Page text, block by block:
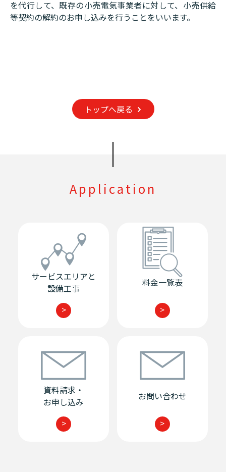
を代行して、既存の小売電気事業者に対して、小売供給
等契約の解約のお申し込みを行うことをいいます。
トップへ戻る
Application
サービスエリアと
設備工事
>
料金一覧表
>
資料請求・
お申し込み
>
お問い合わせ
>